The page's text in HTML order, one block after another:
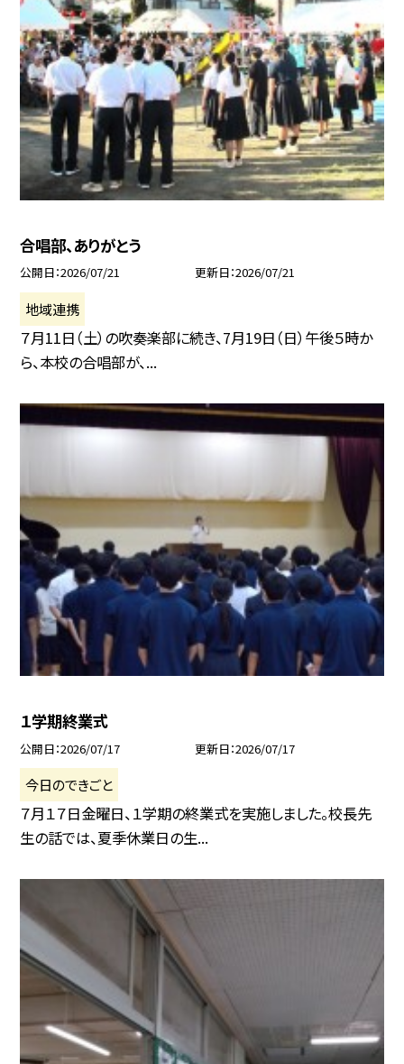
合唱部、ありがとう
公開日 2026/07/21 更新日 2026/07/21
地域連携
７月11日（土）の吹奏楽部に続き、7月19日（日）午後５時か
ら、本校の合唱部が、...
１学期終業式
公開日 2026/07/17 更新日 2026/07/17
今日のできごと
７月１７日金曜日、１学期の終業式を実施しました。校長先
生の話では、夏季休業日の生...